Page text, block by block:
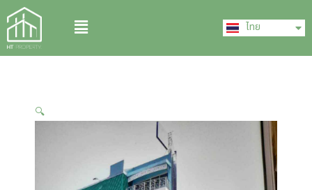
Skip
to
content
Menu ไทย
中文 (中国)
🔍